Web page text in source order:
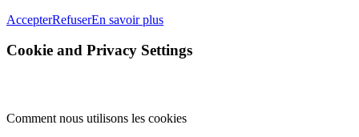
AccepterRefuserEn savoir plus
Cookie and Privacy Settings
Comment nous utilisons les cookies